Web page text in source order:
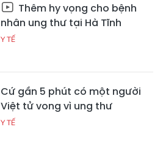
Thêm hy vọng cho bệnh
nhân ung thư tại Hà Tĩnh
Y TẾ
Cứ gần 5 phút có một người
Việt tử vong vì ung thư
Y TẾ